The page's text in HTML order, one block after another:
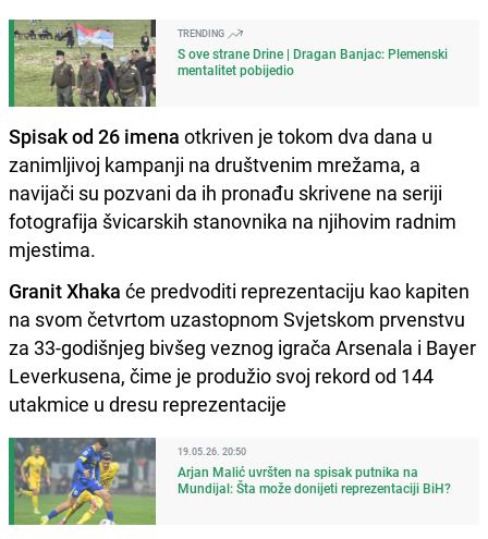
TRENDING
S ove strane Drine | Dragan Banjac: Plemenski
mentalitet pobijedio
Spisak od 26 imena otkriven je tokom dva dana u
zanimljivoj kampanji na društvenim mrežama, a
navijači su pozvani da ih pronađu skrivene na seriji
fotografija švicarskih stanovnika na njihovim radnim
mjestima.
Granit Xhaka će predvoditi reprezentaciju kao kapiten
na svom četvrtom uzastopnom Svjetskom prvenstvu
za 33-godišnjeg bivšeg veznog igrača Arsenala i Bayer
Leverkusena, čime je produžio svoj rekord od 144
utakmice u dresu reprezentacije
19.05.26. 20:50
Arjan Malić uvršten na spisak putnika na
Mundijal: Šta može donijeti reprezentaciji BiH?